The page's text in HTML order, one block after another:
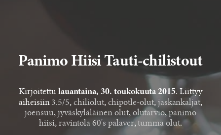
Panimo Hiisi Tauti-chilistout
Kirjoitettu lauantaina, 30. toukokuuta 2015. Liittyy
aiheisiin 3.5/5,chiliolut, chipotle-olut, jaskankaljat,
joensuu, jyväskyläläinen olut, olutarvio,panimo
hiisi, ravintola 60's palaver,tumma olut.